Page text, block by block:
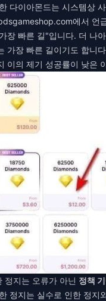
다이아몬드는 시스템상
에서 언
장 빠른 길"입니다. 더 나
가장 빠른 길이기도 합니
이의 제기 성공률이 낮은
정지는 오류가 아닌 정책
정지는 실수로 인한 정지